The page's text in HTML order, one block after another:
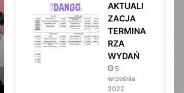
NARZECZONA
AKTUALI
ZACJA
TERMINA
RZA
WYDAŃ
5
września
2022